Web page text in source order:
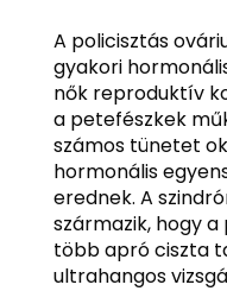
A policisztás
gyakori
nők reproduktív
a petefészkek
számos tünetet
hormonális
erednek. A
származik, hogy
több apró ciszta
ultrahangos